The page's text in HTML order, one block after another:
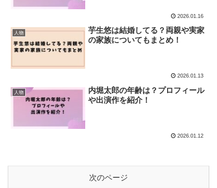
2026.01.16
人物
芋生悠は結婚してる？両親や実家
の家族についてもまとめ！
2026.01.13
人物
内堀太郎の年齢は？プロフィール
や出演作を紹介！
2026.01.12
次のページ